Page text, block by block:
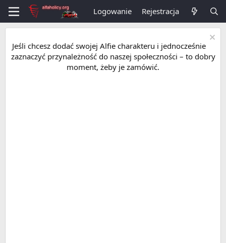
Logowanie Rejestracja
Jeśli chcesz dodać swojej Alfie charakteru i jednocześnie
zaznaczyć przynależność do naszej społeczności – to dobry
moment, żeby je zamówić.